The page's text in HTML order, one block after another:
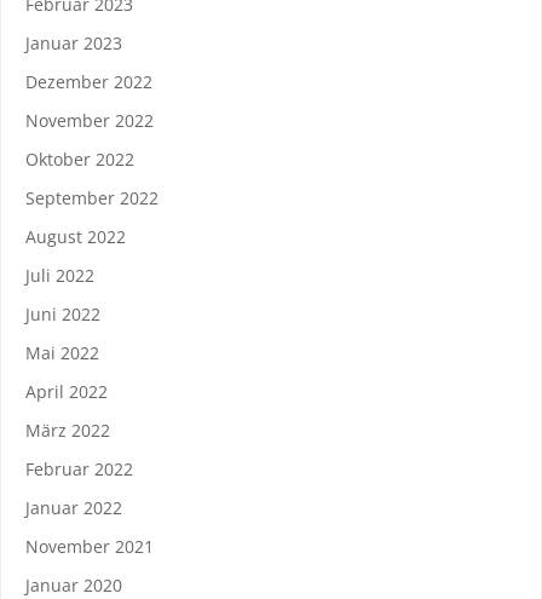
Januar 2023
Dezember 2022
November 2022
Oktober 2022
September 2022
August 2022
Juli 2022
Juni 2022
Mai 2022
April 2022
März 2022
Februar 2022
Januar 2022
November 2021
Januar 2020